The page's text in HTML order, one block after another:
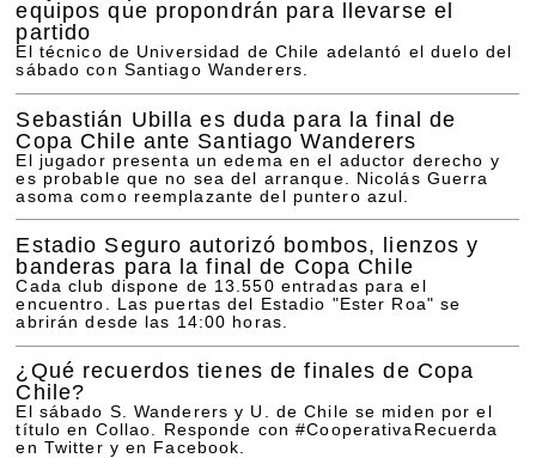
equipos que propondrán para llevarse el
partido
El técnico de Universidad de Chile adelantó el duelo del
sábado con Santiago Wanderers.
Sebastián Ubilla es duda para la final de
Copa Chile ante Santiago Wanderers
El jugador presenta un edema en el aductor derecho y
es probable que no sea del arranque. Nicolás Guerra
asoma como reemplazante del puntero azul.
Estadio Seguro autorizó bombos, lienzos y
banderas para la final de Copa Chile
Cada club dispone de 13.550 entradas para el
encuentro. Las puertas del Estadio "Ester Roa" se
abrirán desde las 14:00 horas.
¿Qué recuerdos tienes de finales de Copa
Chile?
El sábado S. Wanderers y U. de Chile se miden por el
título en Collao. Responde con #CooperativaRecuerda
en Twitter y en Facebook.